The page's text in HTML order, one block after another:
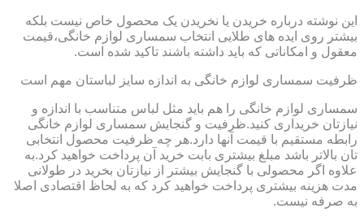
این نوشته درباره خریدن یا نخریدن یک محصول خاص نیست بلکه
بیشتر روی ایده های طلایی انتخاب سمساری لوازم خانگی،قیمت
معقول و امکاناتی که باید داشته باشند تاکید شده است.
ظرفیت سمساری لوازم خانگی به اندازه سایز لباستان مهم است
سمساری لوازم خانگی را هم باید مثل لباس متناسب با اندازه و
نیازتان خریداری کنید.ظرفیت و گنجایش سمساری لوازم خانگی
رابطه مستقیم با قیمت آنها دارد.هر چه ظرفیت محصول انتخابی
تان بالاتر باشد مبلغ بیشتری بابت خرید آن پرداخت خواهید کرد.به
علاوه اگر محصولی با گنجایش بیشتر از نیازتان بخرید در طولانی
مدت هزینه بیشتری پرداخت خواهید کرد که به لحاظ اقتصادی اصلا
به صرفه نیست.